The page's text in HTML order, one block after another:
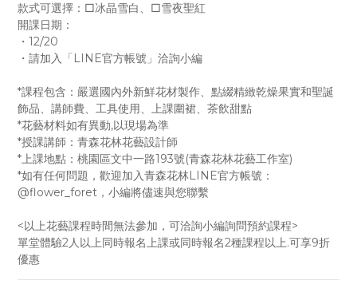
款式可選擇：□冰晶雪白、□雪夜聖紅
開課日期：
・12/20
・請加入「LINE官方帳號」洽詢小編
*課程包含：嚴選國內外新鮮花材製作、點綴精緻乾燥果實和聖誕
飾品、講師費、工具使用、上課圍裙、茶飲甜點
*花藝材料如有異動,以現場為準
*授課講師：青森花林花藝設計師
*上課地點：桃園區文中一路193號(青森花林花藝工作室)
*如有任何問題，歡迎加入青森花林LINE官方帳號：
@flower_foret，小編將儘速與您聯繫
<以上花藝課程時間無法參加，可洽詢小編詢問預約課程>
單堂體驗2人以上同時報名上課或同時報名2種課程以上.可享9折
優惠